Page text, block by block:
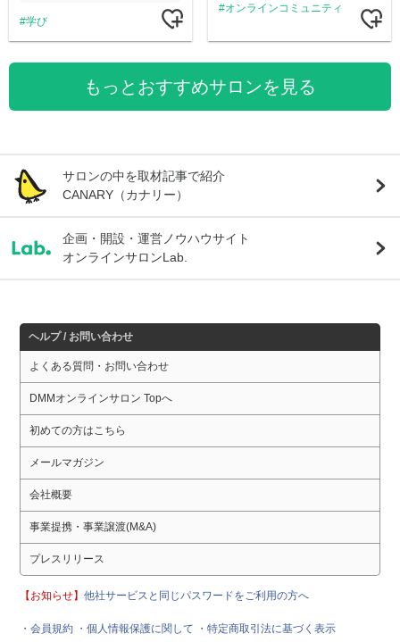
学び
オンラインコミュニティ
もっとおすすめサロンを見る
サロンの中を取材記事で紹介
CANARY（カナリー）
企画・開設・運営ノウハウサイト
オンラインサロンLab.
ヘルプ / お問い合わせ
よくある質問・お問い合わせ
DMMオンラインサロン Topへ
初めての方はこちら
メールマガジン
会社概要
事業提携・事業譲渡(M&A)
プレスリリース
【お知らせ】他社サービスと同じパスワードをご利用の方へ
・会員規約 ・個人情報保護に関して ・特定商取引法に基づく表示